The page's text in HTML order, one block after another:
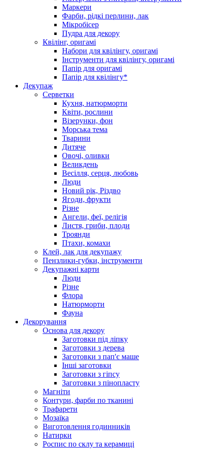
Маркери
Фарби, рідкі перлини, лак
Мікробісер
Пудра для декору
Квілінг, оригамі
Набори для квілінгу, оригамі
Інструменти для квілінгу, оригамі
Папір для оригамі
Папір для квілінгу*
Декупаж
Серветки
Кухня, натюрморти
Квіти, рослини
Візерунки, фон
Морська тема
Тварини
Дитяче
Овочі, оливки
Великдень
Весілля, серця, любовь
Люди
Новий рік, Різдво
Ягоди, фрукти
Різне
Ангели, феї, релігія
Листя, гриби, плоди
Троянди
Птахи, комахи
Клей, лак для декупажу
Пензлики-губки, інструменти
Декупажні карти
Люди
Різне
Флора
Натюрморти
Фауна
Декорування
Основа для декору
Заготовки під ліпку
Заготовки з дерева
Заготовки з пап'є маше
Інші заготовки
Заготовки з гіпсу
Заготовки з пінопласту
Магніти
Контури, фарби по тканині
Трафарети
Мозаїка
Виготовлення годинників
Натирки
Роспис по склу та керамиці